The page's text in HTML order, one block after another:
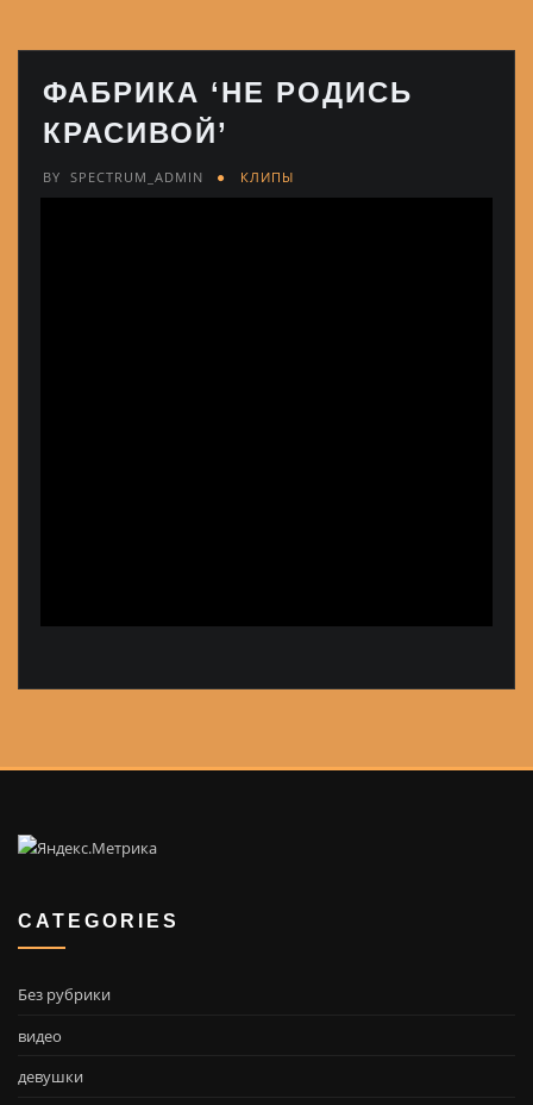
ФАБРИКА ‘НЕ РОДИСЬ
КРАСИВОЙ’
BY SPECTRUM_ADMIN КЛИПЫ
CATEGORIES
Без рубрики
видео
девушки